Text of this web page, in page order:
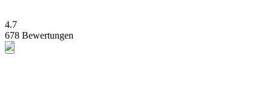
4.7
678 Bewertungen